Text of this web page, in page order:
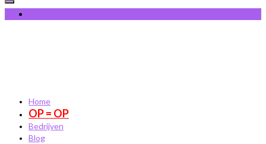
Home
OP = OP
Bedrijven
Blog